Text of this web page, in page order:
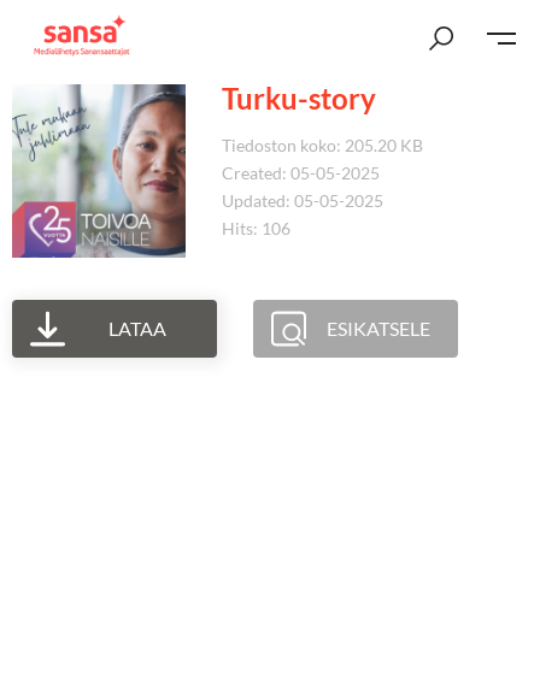
Turku-story
Tiedoston koko: 205.20 KB
Created: 05-05-2025
Updated: 05-05-2025
Hits: 106
LATAA ESIKATSELE